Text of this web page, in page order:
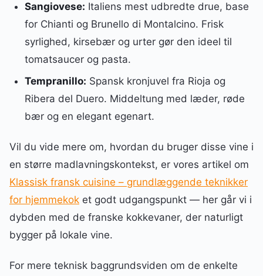
Sangiovese: Italiens mest udbredte drue, base
for Chianti og Brunello di Montalcino. Frisk
syrlighed, kirsebær og urter gør den ideel til
tomatsaucer og pasta.
Tempranillo: Spansk kronjuvel fra Rioja og
Ribera del Duero. Middeltung med læder, røde
bær og en elegant egenart.
Vil du vide mere om, hvordan du bruger disse vine i
en større madlavningskontekst, er vores artikel om
Klassisk fransk cuisine – grundlæggende teknikker
for hjemmekok et godt udgangspunkt — her går vi i
dybden med de franske kokkevaner, der naturligt
bygger på lokale vine.
For mere teknisk baggrundsviden om de enkelte